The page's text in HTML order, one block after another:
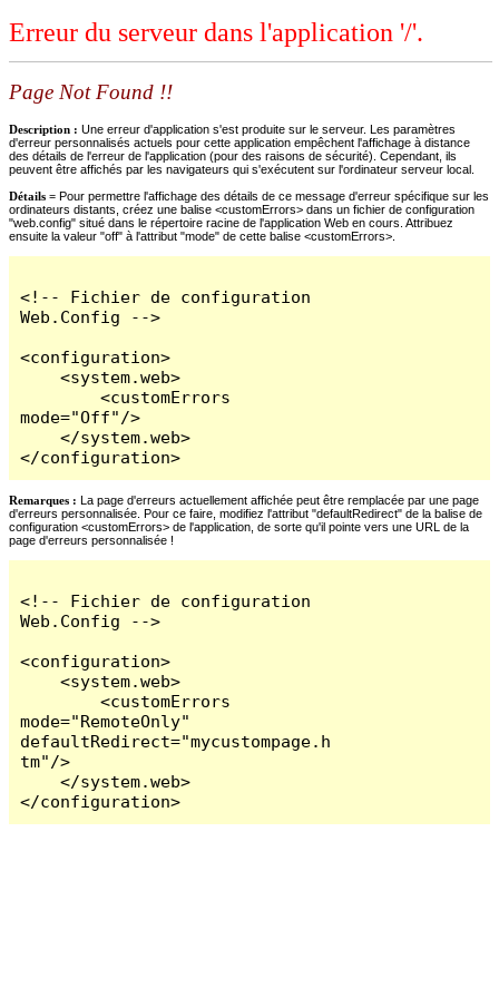
Erreur du serveur dans l'application '/'.
Page Not Found !!
Description : Une erreur d'application s'est produite sur le serveur. Les paramètres
d'erreur personnalisés actuels pour cette application empêchent l'affichage à distance
des détails de l'erreur de l'application (pour des raisons de sécurité). Cependant, ils
peuvent être affichés par les navigateurs qui s'exécutent sur l'ordinateur serveur local.
Détails = Pour permettre l'affichage des détails de ce message d'erreur spécifique sur les
ordinateurs distants, créez une balise <customErrors> dans un fichier de configuration
"web.config" situé dans le répertoire racine de l'application Web en cours. Attribuez
ensuite la valeur "off" à l'attribut "mode" de cette balise <customErrors>.
<!-- Fichier de configuration
Web.Config -->
<configuration>
    <system.web>
        <customErrors
mode="Off"/>
    </system.web>
</configuration>
Remarques : La page d'erreurs actuellement affichée peut être remplacée par une page
d'erreurs personnalisée. Pour ce faire, modifiez l'attribut "defaultRedirect" de la balise de
configuration <customErrors> de l'application, de sorte qu'il pointe vers une URL de la
page d'erreurs personnalisée !
<!-- Fichier de configuration
Web.Config -->
<configuration>
    <system.web>
        <customErrors
mode="RemoteOnly"
defaultRedirect="mycustompage.h
tm"/>
    </system.web>
</configuration>